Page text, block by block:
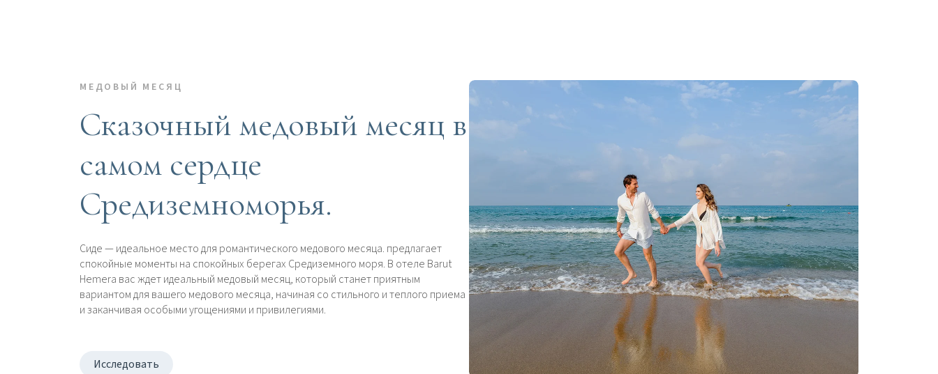
МЕДОВЫЙ МЕСЯЦ
Сказочный медовый месяц в
самом сердце
Средиземноморья.
Сиде — идеальное место для романтического медового месяца. предлагает
спокойные моменты на спокойных берегах Средиземного моря. В отеле Barut
Hemera вас ждет идеальный медовый месяц, который станет приятным
вариантом для вашего медового месяца, начиная со стильного и теплого приема
и заканчивая особыми угощениями и привилегиями.
Исследовать